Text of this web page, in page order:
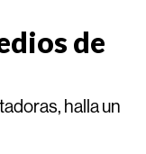
de
halla un